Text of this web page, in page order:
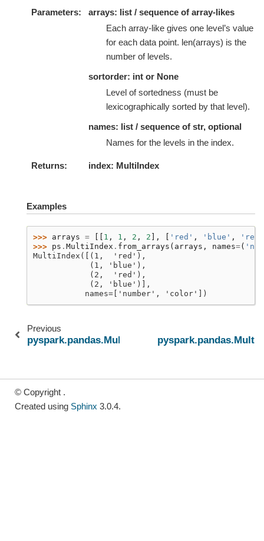
Parameters
arrays: list / sequence of array-likes
Each array-like gives one level’s value
for each data point. len(arrays) is the
number of levels.
sortorder: int or None
Level of sortedness (must be
lexicographically sorted by that level).
names: list / sequence of str, optional
Names for the levels in the index.
Returns index: MultiIndex
Examples
>>> arrays = 1 , 1 , 2 , 2 ], 'red' , 'blue' ,
'red'
>>> ps . MultiIndex . from_arrays ( arrays , names=(
MultiIndex([(1,  'red'),
            (1, 'blue'),
            (2,  'red'),
            (2, 'blue')],
           names=['number', 'color'])
Previous
pyspark.pandas.MultiIndex
© Copyright .
Created using Sphinx 3.0.4.